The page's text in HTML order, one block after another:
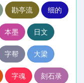
勘亭流 细的
本墨 日文
字帮 大梁
字魂 刻石录